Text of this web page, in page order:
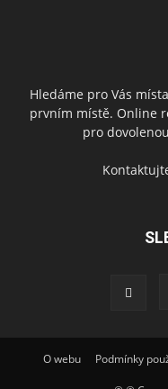
Hledáme pro Vás
prvním místě. Online
pro
O webu Podmínky